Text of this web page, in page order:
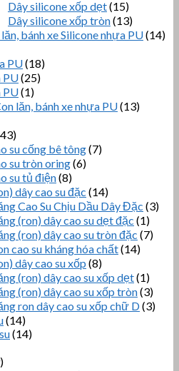
Dây silicone xốp dẹt(15)
Dây silicone xốp tròn(13)
bánh xe Silicone nhựa PU(14)
PU(18)
PU(25)
PU(1)
lăn, bánh xe nhựa PU(13)
su cống bê tông(7)
su tròn oring(6)
su tủ điện(8)
dây cao su đặc (14)
Cao Su Chịu Dầu Dây Đặc (3)
(ron) dây cao su dẹt đặc (1)
(ron) dây cao su tròn đặc (7)
cao su kháng hóa chất(14)
dây cao su xốp (8)
(ron) dây cao su xốp dẹt(1)
(ron) dây cao su xốp tròn(3)
ron dây cao su xốp chữ D(3)
(14)
(14)